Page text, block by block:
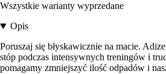
Wszystkie warianty wyprzedane
Opis
Poruszaj się błyskawicznie na macie.
stóp podczas intensywnych treningów i
pomagamy zmniejszyć ilość odpadów i